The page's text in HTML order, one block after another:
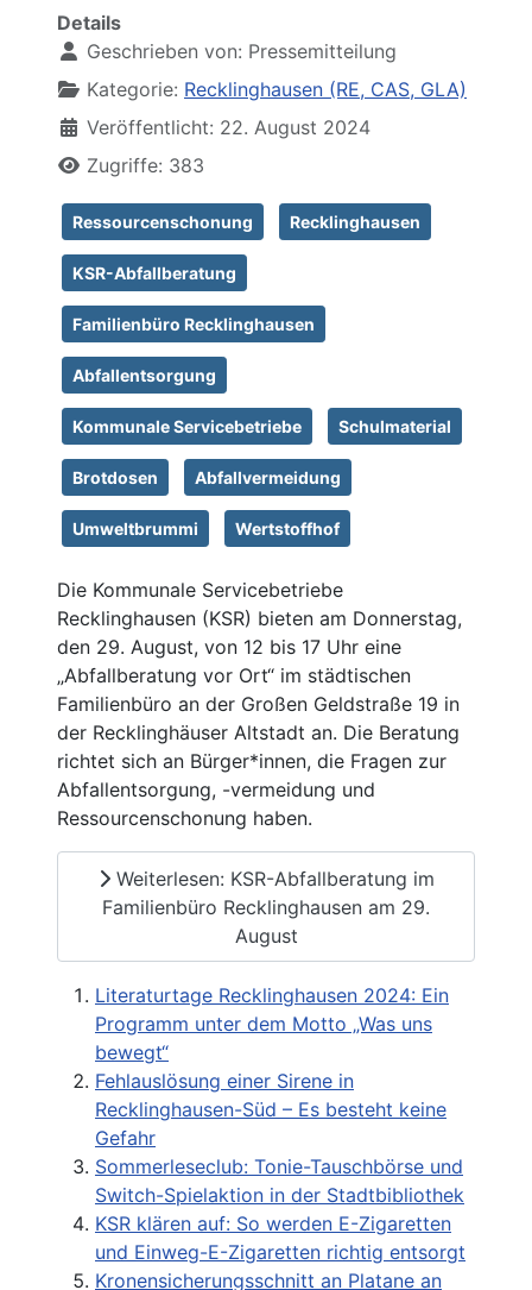
Details
Geschrieben von: Pressemitteilung
Kategorie: Recklinghausen (RE, CAS, GLA)
Veröffentlicht: 22. August 2024
Zugriffe: 383
Ressourcenschonung Recklinghausen
KSR-Abfallberatung
Familienbüro Recklinghausen
Abfallentsorgung
Kommunale Servicebetriebe Schulmaterial
Brotdosen Abfallvermeidung
Umweltbrummi Wertstoffhof
Die Kommunale Servicebetriebe
Recklinghausen (KSR) bieten am Donnerstag,
den 29. August, von 12 bis 17 Uhr eine
„Abfallberatung vor Ort“ im städtischen
Familienbüro an der Großen Geldstraße 19 in
der Recklinghäuser Altstadt an. Die Beratung
richtet sich an Bürger*innen, die Fragen zur
Abfallentsorgung, -vermeidung und
Ressourcenschonung haben.
Weiterlesen: KSR-Abfallberatung im
Familienbüro Recklinghausen am 29.
August
Literaturtage Recklinghausen 2024: Ein
Programm unter dem Motto „Was uns
bewegt“
Fehlauslösung einer Sirene in
Recklinghausen-Süd – Es besteht keine
Gefahr
Sommerleseclub: Tonie-Tauschbörse und
Switch-Spielaktion in der Stadtbibliothek
KSR klären auf: So werden E-Zigaretten
und Einweg-E-Zigaretten richtig entsorgt
Kronensicherungsschnitt an Platane an